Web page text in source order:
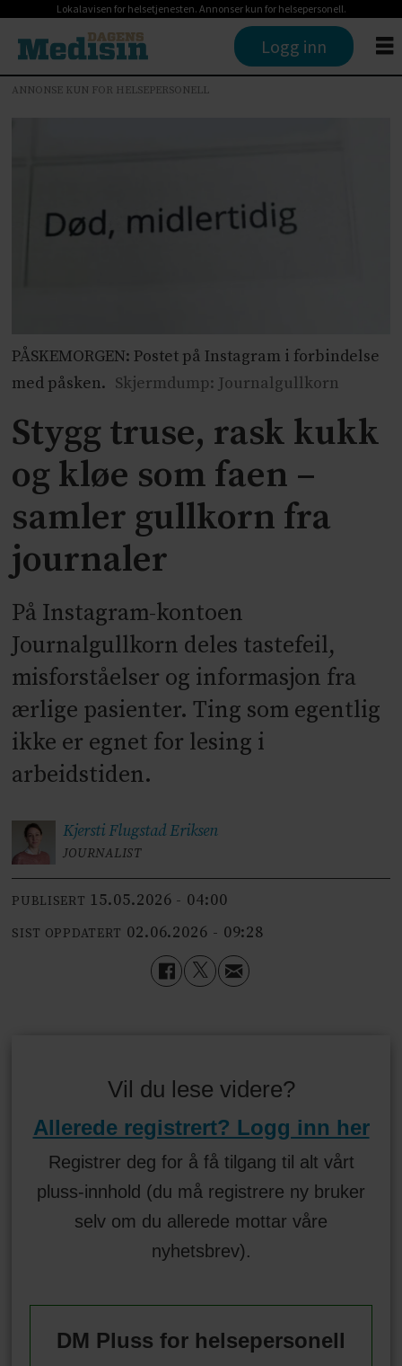
Lokalavisen for helsetjenesten. Annonser kun for helsepersonell.
Logg inn
ANNONSE KUN FOR HELSEPERSONELL
PÅSKEMORGEN: Postet på Instagram i forbindelse
med påsken. Skjermdump: Journalgullkorn
Stygg truse, rask kukk
og kløe som faen –
samler gullkorn fra
journaler
På Instagram-kontoen
Journalgullkorn deles tastefeil,
misforståelser og informasjon fra
ærlige pasienter. Ting som egentlig
ikke er egnet for lesing i
arbeidstiden.
Kjersti FlugstadEriksen
JOURNALIST
PUBLISERT 15.05.2026 - 04:00
SIST OPPDATERT 02.06.2026 - 09:28
Vil du lese videre?
Allerede registrert? Logg inn her
Registrer deg for å få tilgang til alt vårt
pluss-innhold (du må registrere ny bruker
selv om du allerede mottar våre
nyhetsbrev).
DM Pluss for helsepersonell